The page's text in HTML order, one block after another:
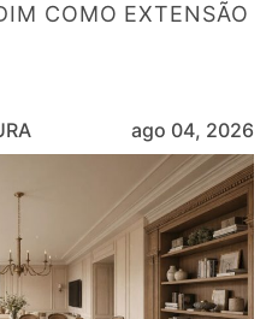
COMO EXTENSÃO
ago 04, 2026